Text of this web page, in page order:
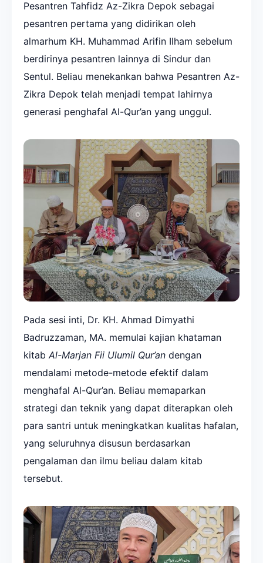
Pesantren Tahfidz Az-Zikra Depok sebagai
pesantren pertama yang didirikan oleh
almarhum KH. Muhammad Arifin Ilham sebelum
berdirinya pesantren lainnya di Sindur dan
Sentul. Beliau menekankan bahwa Pesantren Az-
Zikra Depok telah menjadi tempat lahirnya
generasi penghafal Al-Qur’an yang unggul.
Pada sesi inti, Dr. KH. Ahmad Dimyathi
Badruzzaman, MA. memulai kajian khataman
kitab Al-Marjan Fii Ulumil Qur’an dengan
mendalami metode-metode efektif dalam
menghafal Al-Qur’an. Beliau memaparkan
strategi dan teknik yang dapat diterapkan oleh
para santri untuk meningkatkan kualitas hafalan,
yang seluruhnya disusun berdasarkan
pengalaman dan ilmu beliau dalam kitab
tersebut.